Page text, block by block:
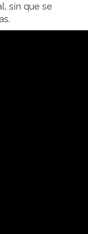
sin que se